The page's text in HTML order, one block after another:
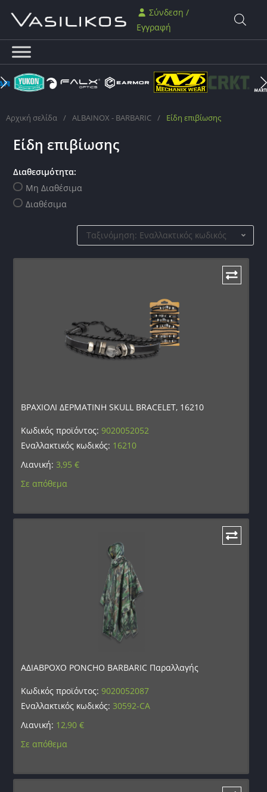
Σύνδεση /
Εγγραφή
Αρχική σελίδα / ALBAINOX - BARBARIC / Είδη επιβίωσης
Είδη επιβίωσης
Διαθεσιμότητα:
Μη Διαθέσιμα
Διαθέσιμα
Ταξινόμηση: Εναλλακτικός κωδικός
ΒΡΑΧΙΟΛΙ ΔΕΡΜΑΤΙΝΗ SKULL BRACELET, 16210
Κωδικός προϊόντος:9020052052
Εναλλακτικός κωδικός: 16210
Λιανική: 3,95€
Σε απόθεμα
ΑΔΙΑΒΡΟΧΟ PONCHO BARBARIC Παραλλαγής
Κωδικός προϊόντος:9020052087
Εναλλακτικός κωδικός: 30592-CA
Λιανική: 12,90€
Σε απόθεμα